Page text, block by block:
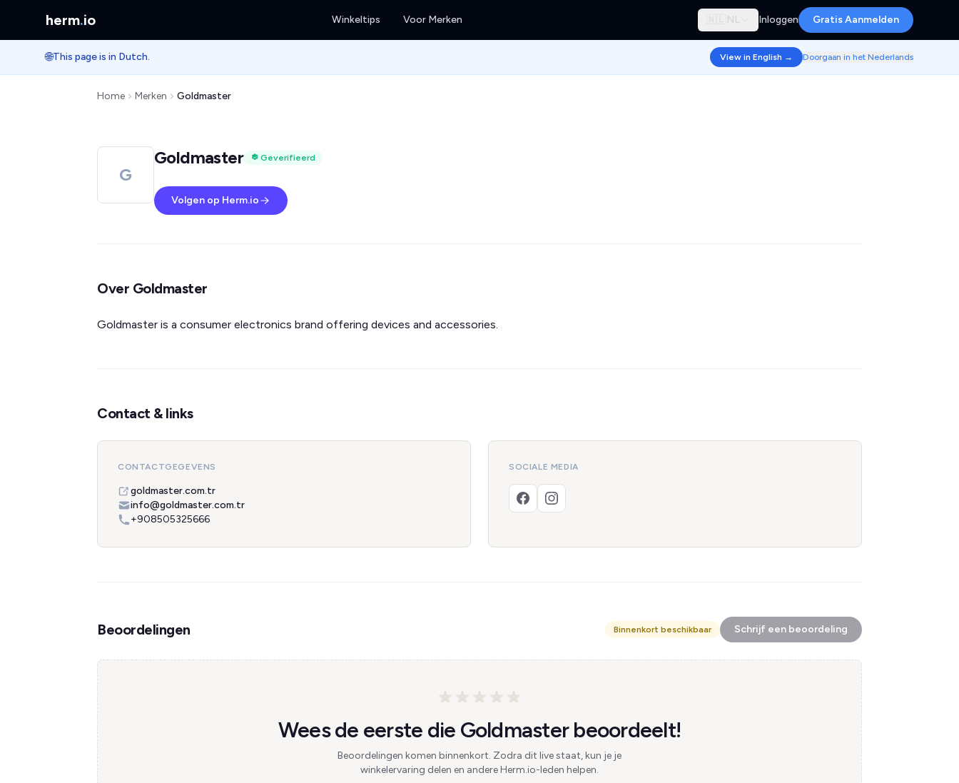
herm.io Winkeltips Voor Merken 🇳🇱 NL Inloggen Gratis Aanmelden
🌐This page is in Dutch. View in English → Doorgaan in het Nederlands
Home Merken Goldmaster
G
Goldmaster Geverifieerd
Volgen op Herm.io
Over Goldmaster
Goldmaster is a consumer electronics brand offering devices and accessories.
Contact & links
CONTACTGEGEVENS
goldmaster.com.tr
info@goldmaster.com.tr
+908505325666
SOCIALE MEDIA
Beoordelingen Binnenkort beschikbaar Schrijf een beoordeling
Wees de eerste die Goldmaster beoordeelt!
Beoordelingen komen binnenkort. Zodra dit live staat, kun je je
winkelervaring delen en andere Herm.io-leden helpen.